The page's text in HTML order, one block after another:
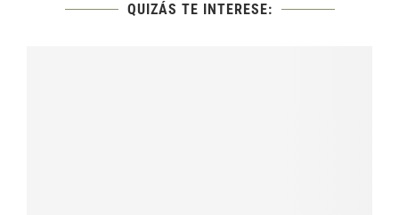
QUIZÁS TE INTERESE: